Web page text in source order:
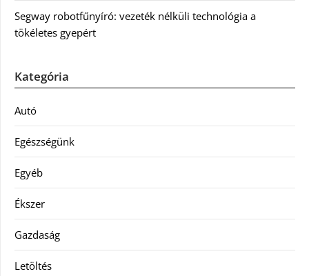
Segway robotfűnyíró: vezeték nélküli technológia a
tökéletes gyepért
Kategória
Autó
Egészségünk
Egyéb
Ékszer
Gazdaság
Letöltés